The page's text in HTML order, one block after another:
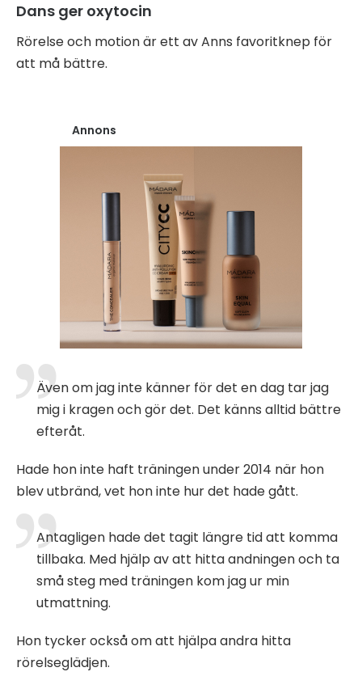
Dans ger oxytocin
Rörelse och motion är ett av Anns favoritknep för
att må bättre.
Annons
Även om jag inte känner för det en dag tar jag
mig i kragen och gör det. Det känns alltid bättre
efteråt.
Hade hon inte haft träningen under 2014 när hon
blev utbränd, vet hon inte hur det hade gått.
Antagligen hade det tagit längre tid att komma
tillbaka. Med hjälp av att hitta andningen och ta
små steg med träningen kom jag ur min
utmattning.
Hon tycker också om att hjälpa andra hitta
rörelseglädjen.